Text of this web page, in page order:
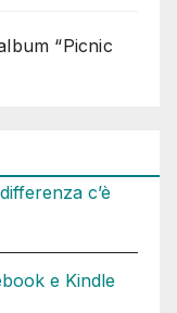
“Picnic
c’è
e Kindle